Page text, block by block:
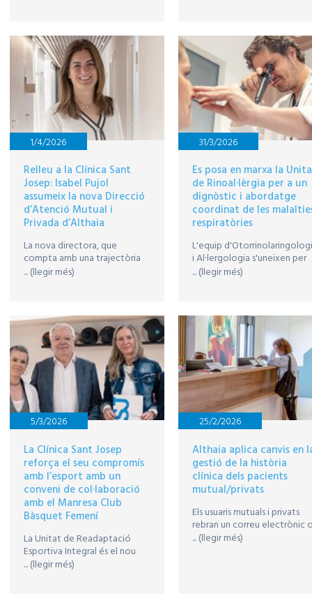
de l’obesitat, hèrnies,
eventracions i diàstasi
abdominal mitjançant
tècniques laparoscòpiques i
robòtiques.
1/4/2026
Relleu a la Clínica Sant
Josep: Isabel Pujol
assumeix la nova Direcció
d’Atenció Mutual i
Privada d’Althaia
La nova directora, que
compta amb una trajectòria
de dues dècades a la
l’excel·lència en la gestió i
nous projectes estratègics.
... (llegir més)
31/3/2026
Es posa en marxa la
de Rinoal·lèrgia per a un
dignòstic i abordatge
coordinat de les
respiratòries
L'equip
i Al·lergologia s'uneixen per
poder diagnosticar, tractar i
... (llegir més)
5/3/2026
La Clínica Sant Josep
reforça el seu compromís
amb l’esport amb un
conveni de col·laboració
amb el Manresa Club
Bàsquet Femení
La Unitat de Readaptació
Esportiva Integral és el nou
espai de referència per a les
... (llegir més)
25/2/2026
Althaia aplica canvis en
gestió de la història
clínica dels pacients
mutual/privats
Els usuaris mutuals i privats
rebran un correu electrònic
hauran d'escollir com
... (llegir més)